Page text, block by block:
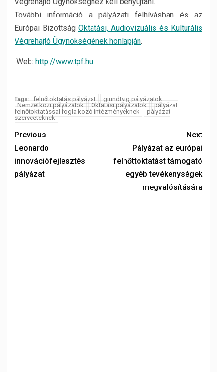
További információ a pályázati felhívásban és az
Európai Bizottság Oktatási, Audiovizuális és Kulturális
Végrehajtó Ügynökségének honlapján.
Web: http://www.tpf.hu
Tags: felnőtoktatás pályázat
grundtvig pályázatok
Nemzetközi pályázatok
Oktatási pályázatok
pályázat
felnőtoktatással foglalkozó intézményeknek
pályázat
szerveeteknek
Previous
Leonardo
innovációfejlesztés
pályázat
Next
Pályázat az európai
felnőttoktatást támogató
egyéb tevékenységek
megvalósítására